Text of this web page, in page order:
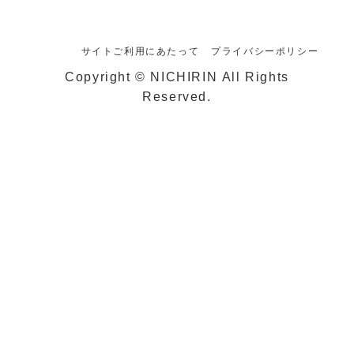
プライバシーポリシー
サイトご利用にあたって
Copyright © NICHIRIN All Rights
Reserved.